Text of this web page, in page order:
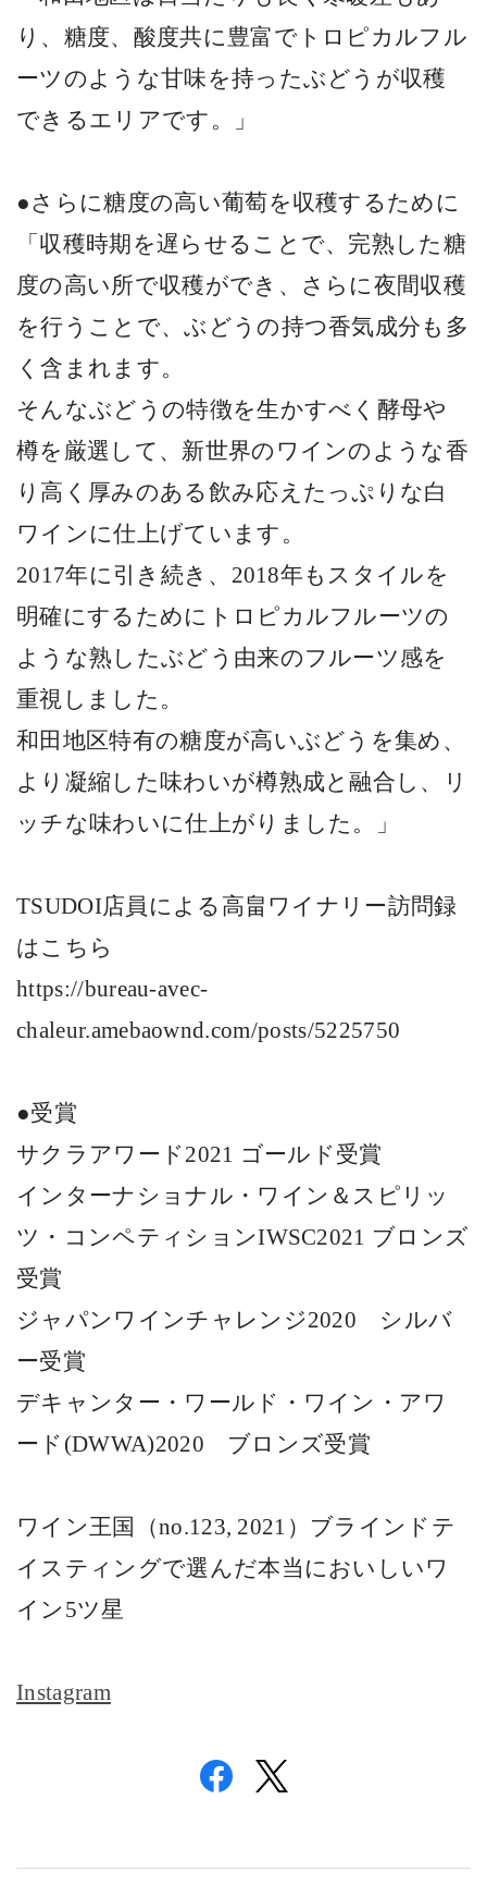
り、糖度、酸度共に豊富でトロピカルフル
ーツのような甘味を持ったぶどうが収穫
できるエリアです。」
●さらに糖度の高い葡萄を収穫するために
「収穫時期を遅らせることで、完熟した糖
度の高い所で収穫ができ、さらに夜間収穫
を行うことで、ぶどうの持つ香気成分も多
く含まれます。
そんなぶどうの特徴を生かすべく酵母や
樽を厳選して、新世界のワインのような香
り高く厚みのある飲み応えたっぷりな白
ワインに仕上げています。
2017年に引き続き、 2018年もスタイルを
明確にするためにトロピカルフルーツの
ような熟したぶどう由来のフルーツ感を
重視しました。
和田地区特有の糖度が高いぶどうを集め、
より凝縮した味わいが樽熟成と融合し、リ
ッチな味わいに仕上がりました。」
TSUDOI店員による高畠ワイナリー訪問録
はこちら
https://bureau-avec-
chaleur.amebaownd.com/posts/5225750
●受賞
サクラアワード2021 ゴールド受賞
インターナショナル・ワイン＆スピリッ
ツ・コンペティションIWSC2021 ブロンズ
受賞
ジャパンワインチャレンジ2020 シルバ
ー受賞
デキャンター・ワールド・ワイン・アワ
ード (DWWA)2020 ブロンズ受賞
ワイン王国（no.123, 2021 ）ブラインドテ
イスティングで選んだ本当においしいワ
イン 5ツ星
Instagram